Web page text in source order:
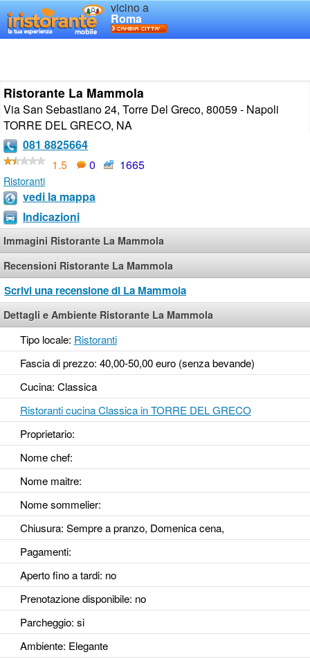
vicino a
Roma
Ristorante La Mammola
Via San Sebastiano 24, Torre Del Greco, 80059 - Napoli
TORRE DEL GRECO, NA
081 8825664
1.5
0 1665
Ristoranti
vedi la mappa
Indicazioni
Immagini Ristorante La Mammola
Recensioni Ristorante La Mammola
Scrivi una recensione di La Mammola
Dettagli e Ambiente Ristorante La Mammola
Tipo locale: Ristoranti
Fascia di prezzo: 40,00-50,00 euro (senza bevande)
Cucina: Classica
Ristoranti cucina Classica in TORRE DEL GRECO
Proprietario:
Nome chef:
Nome maitre:
Nome sommelier:
Chiusura: Sempre a pranzo, Domenica cena,
Pagamenti:
Aperto fino a tardi: no
Prenotazione disponibile: no
Parcheggio: si
Ambiente: Elegante